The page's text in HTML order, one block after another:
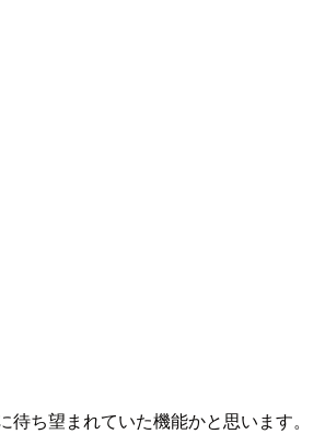
ち望まれていた機能かと思います。